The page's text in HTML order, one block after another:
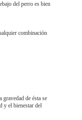
del perro es bien
combinación
de ésta se
y el bienestar del